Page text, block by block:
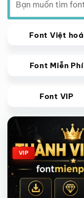
kiếm:
Font Việt hoá
Font Miễn Phí
Font VIP
Giảm giá!
VIP